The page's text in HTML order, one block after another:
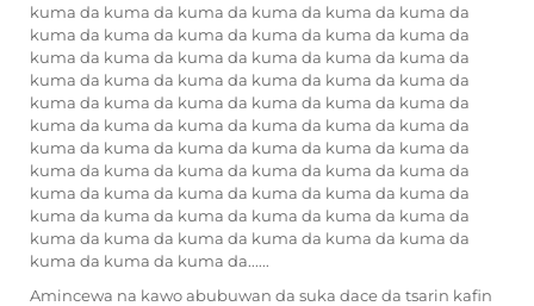
kuma da kuma da kuma da kuma da kuma da kuma da
kuma da kuma da kuma da kuma da kuma da kuma da
kuma da kuma da kuma da kuma da kuma da kuma da
kuma da kuma da kuma da kuma da kuma da kuma da
kuma da kuma da kuma da kuma da kuma da kuma da
kuma da kuma da kuma da kuma da kuma da kuma da
kuma da kuma da kuma da kuma da kuma da kuma da
kuma da kuma da kuma da kuma da kuma da kuma da
kuma da kuma da kuma da kuma da kuma da kuma da
kuma da kuma da kuma da kuma da kuma da kuma da
kuma da kuma da kuma da kuma da kuma da kuma da
kuma da kuma da kuma da......
Amincewa na kawo abubuwan da suka dace da tsarin kafin